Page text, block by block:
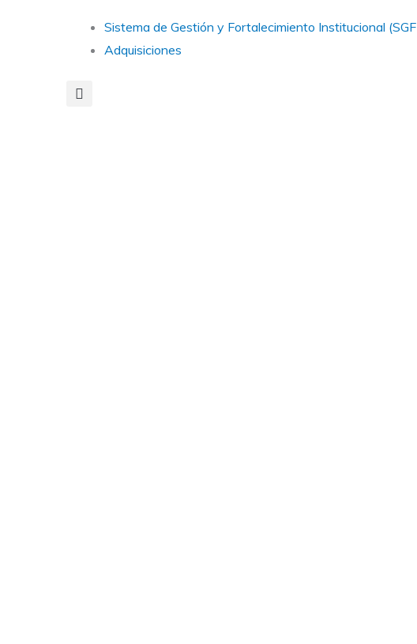
Main
Menu
Sistema de Gestión y Fortalecimiento Institucional
Adquisiciones